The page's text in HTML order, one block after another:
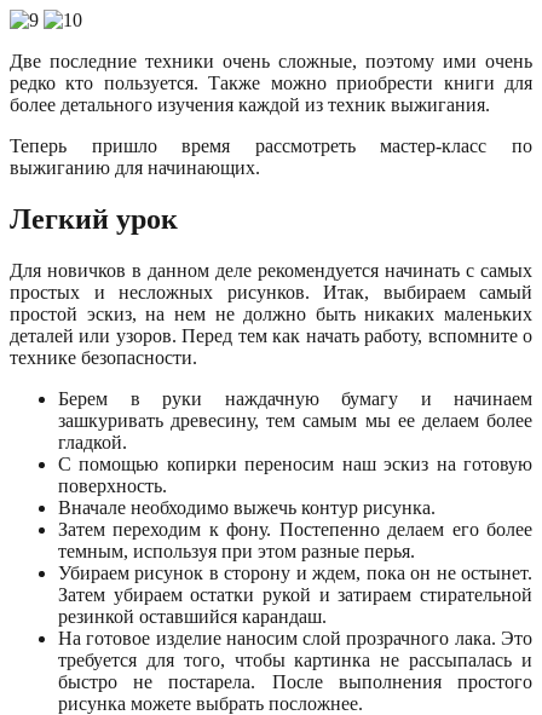
Две последние техники очень сложные, поэтому ими очень
редко кто пользуется. Также можно приобрести книги для
более детального изучения каждой из техник выжигания.
Теперь пришло время рассмотреть мастер-класс по
выжиганию для начинающих.
Легкий урок
Для новичков в данном деле рекомендуется начинать с самых
простых и несложных рисунков. Итак, выбираем самый
простой эскиз, на нем не должно быть никаких маленьких
деталей или узоров. Перед тем как начать работу, вспомните о
технике безопасности.
Берем в руки наждачную бумагу и начинаем
зашкуривать древесину, тем самым мы ее делаем более
гладкой.
С помощью копирки переносим наш эскиз на готовую
поверхность.
Вначале необходимо выжечь контур рисунка.
Затем переходим к фону. Постепенно делаем его более
темным, используя при этом разные перья.
Убираем рисунок в сторону и ждем, пока он не остынет.
Затем убираем остатки рукой и затираем стирательной
резинкой оставшийся карандаш.
На готовое изделие наносим слой прозрачного лака. Это
требуется для того, чтобы картинка не рассыпалась и
быстро не постарела. После выполнения простого
рисунка можете выбрать посложнее.